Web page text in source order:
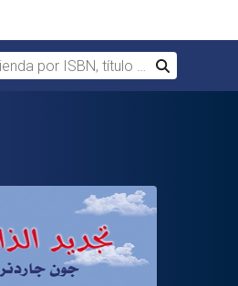
por ISBN, título o autor
Buscar